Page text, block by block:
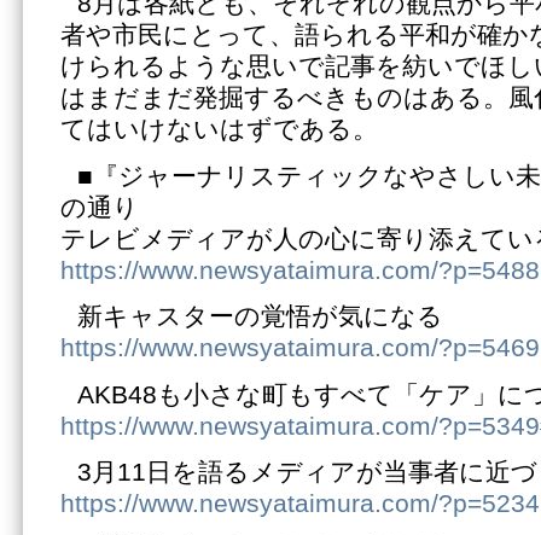
者や市民にとって、語られる平和が確か
けられるような思いで記事を紡いでほ
はまだまだ発掘するべきものはある。
てはいけないはずである。
■『ジャーナリスティックなやさしい
の通り
テレビメディアが人の心に寄り添えて
https://www.newsyataimura.com/?p=5488
新キャスターの覚悟が気になる
https://www.newsyataimura.com/?p=5469
AKB48も小さな町もすべて「ケア」に
https://www.newsyataimura.com/
3月11日を語るメディアが当事者に近
https://www.newsyataimura.com/?p=5234